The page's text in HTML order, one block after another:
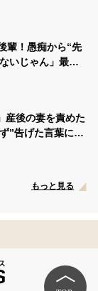
輩！愚痴から“先
いじゃん」最悪
産後の妻を責めた
”告げた言葉に…
もっと見る